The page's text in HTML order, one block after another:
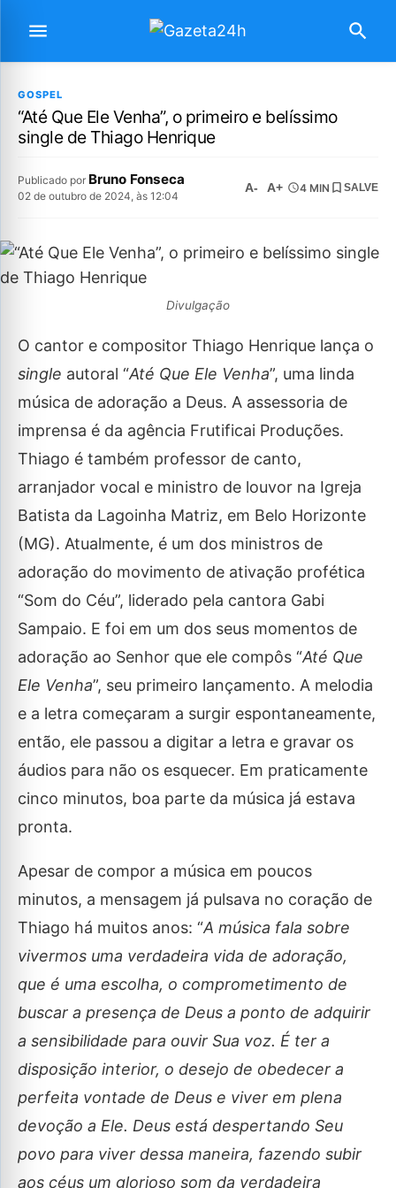
GOSPEL
“Até Que Ele Venha”, o primeiro e belíssimo
single de Thiago Henrique
Publicado por Bruno Fonseca
02 de outubro de 2024, às 12:04
A- A+ 4 MIN SALVE
Divulgação
O cantor e compositor Thiago Henrique lança o
single autoral “Até Que Ele Venha”, uma linda
música de adoração a Deus. A assessoria de
imprensa é da agência Frutificai Produções.
Thiago é também professor de canto,
arranjador vocal e ministro de louvor na Igreja
Batista da Lagoinha Matriz, em Belo Horizonte
(MG). Atualmente, é um dos ministros de
adoração do movimento de ativação profética
“Som do Céu”, liderado pela cantora Gabi
Sampaio. E foi em um dos seus momentos de
adoração ao Senhor que ele compôs “Até Que
Ele Venha”, seu primeiro lançamento. A melodia
e a letra começaram a surgir espontaneamente,
então, ele passou a digitar a letra e gravar os
áudios para não os esquecer. Em praticamente
cinco minutos, boa parte da música já estava
pronta.
Apesar de compor a música em poucos
minutos, a mensagem já pulsava no coração de
Thiago há muitos anos: “A música fala sobre
vivermos uma verdadeira vida de adoração,
que é uma escolha, o comprometimento de
buscar a presença de Deus a ponto de adquirir
a sensibilidade para ouvir Sua voz. É ter a
disposição interior, o desejo de obedecer a
perfeita vontade de Deus e viver em plena
devoção a Ele. Deus está despertando Seu
povo para viver dessa maneira, fazendo subir
aos céus um glorioso som da verdadeira